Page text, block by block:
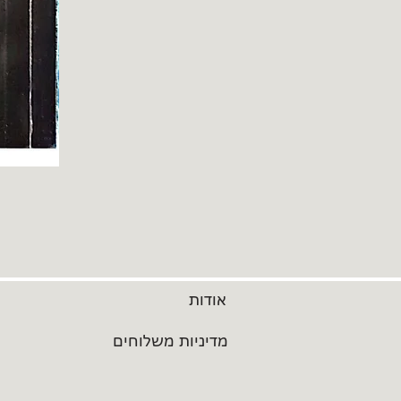
אודות
מדיניות משלוחים